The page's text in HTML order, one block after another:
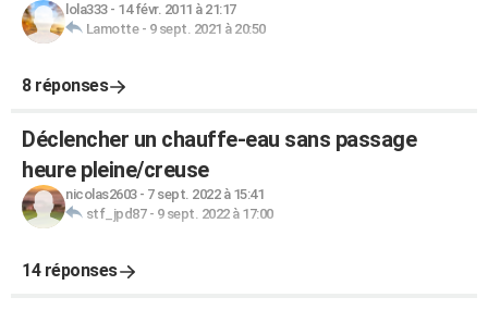
lola333- 14 févr. 2011 à 21:17
Lamotte- 9 sept. 2021 à 20:50
8 réponses
Déclencher un chauffe-eau sans passage
heure pleine/creuse
nicolas2603- 7 sept. 2022 à 15:41
stf_jpd87- 9 sept. 2022 à 17:00
14 réponses